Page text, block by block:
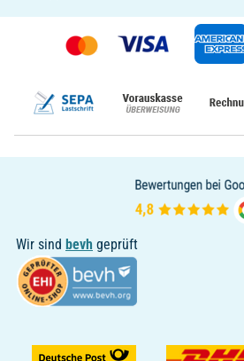
Wir sind bevh geprüft